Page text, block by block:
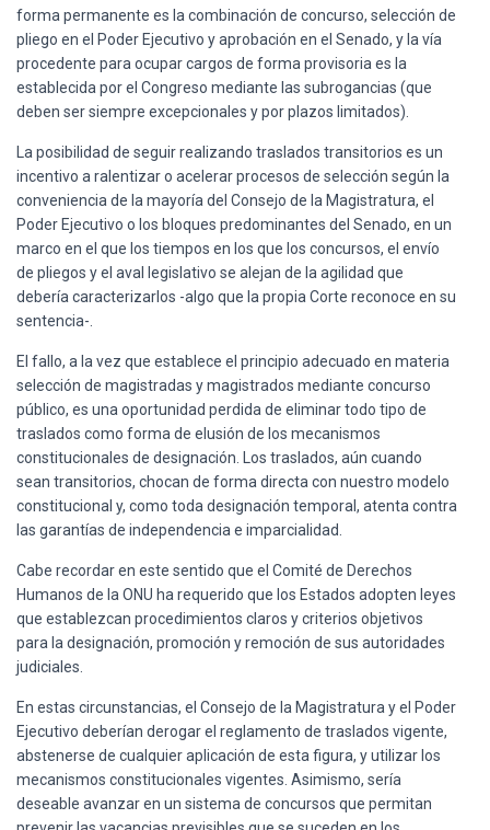
forma permanente es la combinación de concurso, selección de
pliego en el Poder Ejecutivo y aprobación en el Senado, y la vía
procedente para ocupar cargos de forma provisoria es la
establecida por el Congreso mediante las subrogancias (que
deben ser siempre excepcionales y por plazos limitados).
La posibilidad de seguir realizando traslados transitorios es un
incentivo a ralentizar o acelerar procesos de selección según la
conveniencia de la mayoría del Consejo de la Magistratura, el
Poder Ejecutivo o los bloques predominantes del Senado, en un
marco en el que los tiempos en los que los concursos, el envío
de pliegos y el aval legislativo se alejan de la agilidad que
debería caracterizarlos -algo que la propia Corte reconoce en su
sentencia-.
El fallo, a la vez que establece el principio adecuado en materia
selección de magistradas y magistrados mediante concurso
público, es una oportunidad perdida de eliminar todo tipo de
traslados como forma de elusión de los mecanismos
constitucionales de designación. Los traslados, aún cuando
sean transitorios, chocan de forma directa con nuestro modelo
constitucional y, como toda designación temporal, atenta contra
las garantías de independencia e imparcialidad.
Cabe recordar en este sentido que el Comité de Derechos
Humanos de la ONU ha requerido que los Estados adopten leyes
que establezcan procedimientos claros y criterios objetivos
para la designación, promoción y remoción de sus autoridades
judiciales.
En estas circunstancias, el Consejo de la Magistratura y el Poder
Ejecutivo deberían derogar el reglamento de traslados vigente,
abstenerse de cualquier aplicación de esta figura, y utilizar los
mecanismos constitucionales vigentes. Asimismo, sería
deseable avanzar en un sistema de concursos que permitan